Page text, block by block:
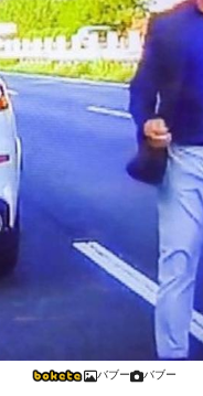
バブー バブー